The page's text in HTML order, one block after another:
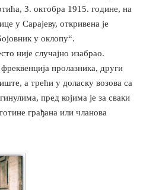
3. октобра 1915. године, на
у Сарајеву, откривена је
у оклопу“.
није случајно изабрао.
пролазника, други
а трећи у доласку возова са
пред којима је за сваки
грађана или чланова